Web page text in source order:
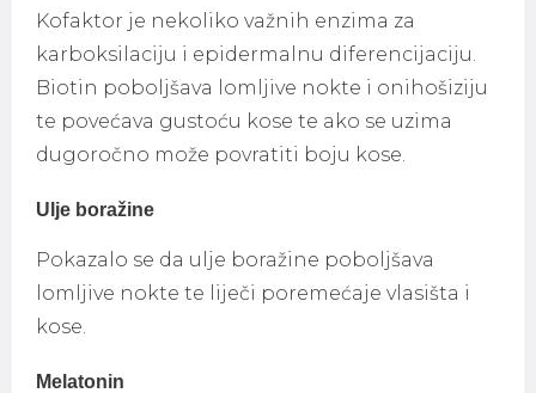
Kofaktor je nekoliko važnih enzima za
karboksilaciju i epidermalnu diferencijaciju.
Biotin poboljšava lomljive nokte i onihošiziju
te povećava gustoću kose te ako se uzima
dugoročno može povratiti boju kose.
Ulje boražine
Pokazalo se da ulje boražine poboljšava
lomljive nokte te liječi poremećaje vlasišta i
kose.
Melatonin